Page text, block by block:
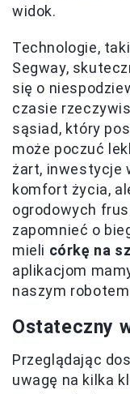
widok.
Technologie,
Segway,
się o
czasie
sąsiad, który
może poczuć
żart, inwestycje
komfort życia,
ogrodowych
zapomnieć o
mieli córkę na
aplikacjom
naszym
Ostateczny
Przeglądając
uwagę na kilka